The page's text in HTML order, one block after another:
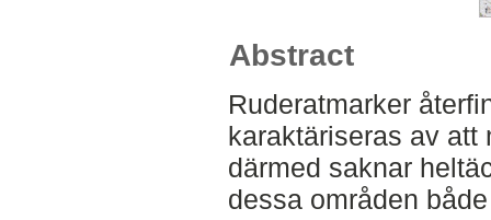
Abstract
Ruderatmarker
karaktäriseras av att
därmed saknar
dessa områden